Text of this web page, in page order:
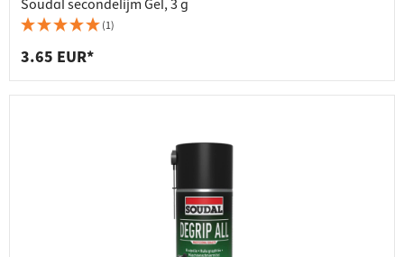
Soudal secondelijm Gel, 3 g
(1)
3.65 EUR*